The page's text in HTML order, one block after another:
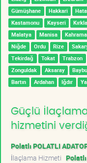
Gümüşhane
Hakkari
Kastamonu
Kayseri
Malatya
Manisa
Niğde
Ordu Rize
Tekirdağ
Tokat Trabzon
Zonguldak
Aksaray
Bartın
Ardahan Iğdır
Güçlü
hizmetini
Polatlı POLATLI
İlaçlama Hizmeti